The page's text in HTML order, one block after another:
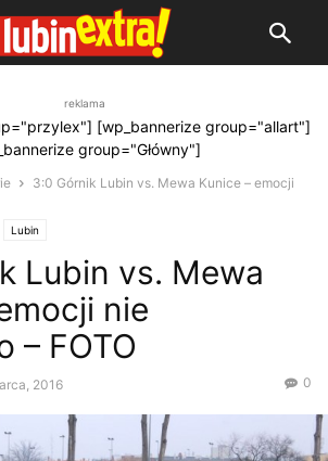
reklama
[wp_bannerize group="allart"]
group="Główny"]
3:0 Górnik Lubin vs. Mewa Kunice – emocji
Lubin
Lubin vs. Mewa
nie
– FOTO
2016 0